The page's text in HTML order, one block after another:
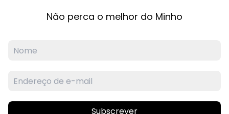
Não perca o melhor do Minho
Subscrever